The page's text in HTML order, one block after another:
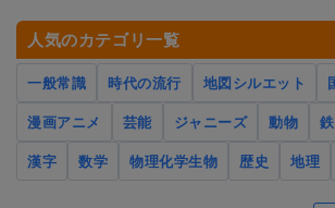
人気のカテゴリ一覧
一般常識 時代の流行 地図シルエット
漫画アニメ
芸能 ジャニーズ 動物
漢字
数学 物理化学生物 歴史 地理